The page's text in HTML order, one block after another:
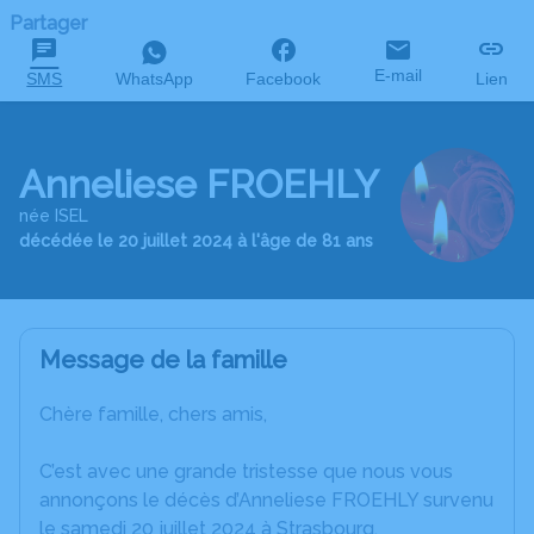
Partager
SMS WhatsApp Facebook E-mail Lien
Anneliese FROEHLY
née ISEL
décédée le 20 juillet 2024 à l'âge de 81 ans
Message de la famille
Chère famille, chers amis,
C’est avec une grande tristesse que nous vous
annonçons le décès d’Anneliese FROEHLY survenu
le samedi 20 juillet 2024 à Strasbourg.